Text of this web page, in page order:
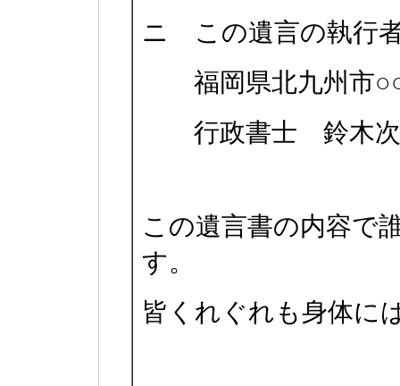
ニ この遺言の執行
福岡県北九州市
行政書士 鈴木次
この遺言書の内容で
す。
皆くれぐれも身体に